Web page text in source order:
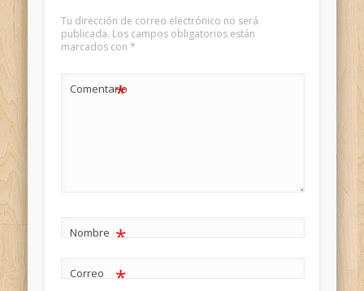
Tu dirección de correo electrónico no será
publicada. Los campos obligatorios están
marcados con *
Comentario
*
Nombre *
Correo
*